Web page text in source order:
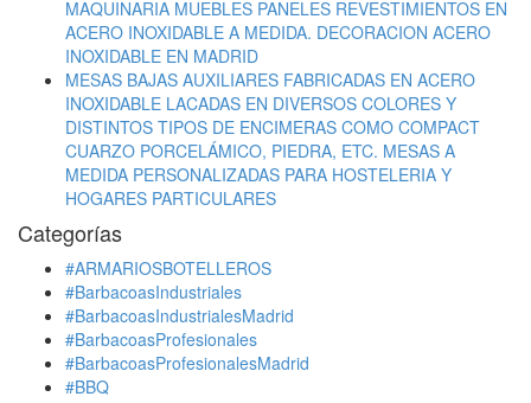
MAQUINARIA MUEBLES PANELES REVESTIMIENTOS EN
ACERO INOXIDABLE A MEDIDA. DECORACION ACERO
INOXIDABLE EN MADRID
MESAS BAJAS AUXILIARES FABRICADAS EN ACERO
INOXIDABLE LACADAS EN DIVERSOS COLORES Y
DISTINTOS TIPOS DE ENCIMERAS COMO COMPACT
CUARZO PORCELÁMICO, PIEDRA, ETC. MESAS A
MEDIDA PERSONALIZADAS PARA HOSTELERIA Y
HOGARES PARTICULARES
Categorías
#ARMARIOSBOTELLEROS
#BarbacoasIndustriales
#BarbacoasIndustrialesMadrid
#BarbacoasProfesionales
#BarbacoasProfesionalesMadrid
#BBQ